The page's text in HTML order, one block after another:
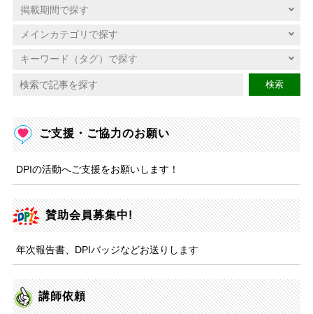
検索
ご支援・ご協力のお願い
DPIの活動へご支援をお願いします！
賛助会員募集中!
年次報告書、DPIバッジなどお送りします
講師依頼